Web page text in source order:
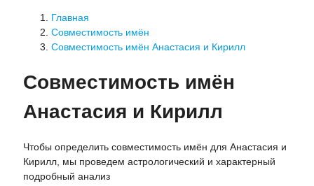
Главная
Совместимость имён
Совместимость имён Анастасия и Кирилл
Совместимость имён
Анастасия и Кирилл
Чтобы определить совместимость имён для Анастасия и
Кирилл, мы проведем астрологический и характерный
подробный анализ